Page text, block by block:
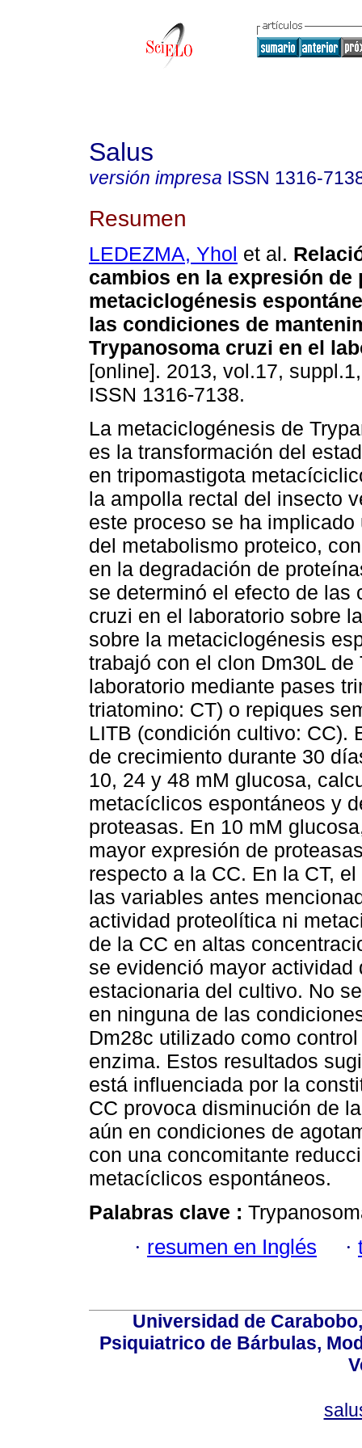
Salus
versión impresa ISSN 1316-
Resumen
LEDEZMA, Yhol et al.
cambios en la expresión de
metaciclogénesis
las condiciones de
Trypanosoma cruzi en el
[online]. 2013, vol.17,
ISSN 1316-7138.
La metaciclogénesis de
es la transformación del
en tripomastigota
la ampolla rectal del insecto
este proceso se ha
del metabolismo proteico,
en la degradación de
se determinó el efecto de las
cruzi en el laboratorio sobre
sobre la metaciclogénesis
trabajó con el clon Dm30L
laboratorio mediante pases
triatomino: CT) o repiques
LITB (condición cultivo: CC).
de crecimiento durante 30
10, 24 y 48 mM glucosa,
metacíclicos espontáneos y
proteasas. En 10 mM
mayor expresión de
respecto a la CC. En la CT,
las variables antes
actividad proteolítica ni
de la CC en altas
se evidenció mayor
estacionaria del cultivo. No
en ninguna de las
Dm28c utilizado como
enzima. Estos resultados
está influenciada por la
CC provoca disminución de
aún en condiciones de
con una concomitante
metacíclicos espontáneos.
Palabras clave :
· resumen en Inglés ·
Universidad de
Psiquiatrico de Bárbulas,